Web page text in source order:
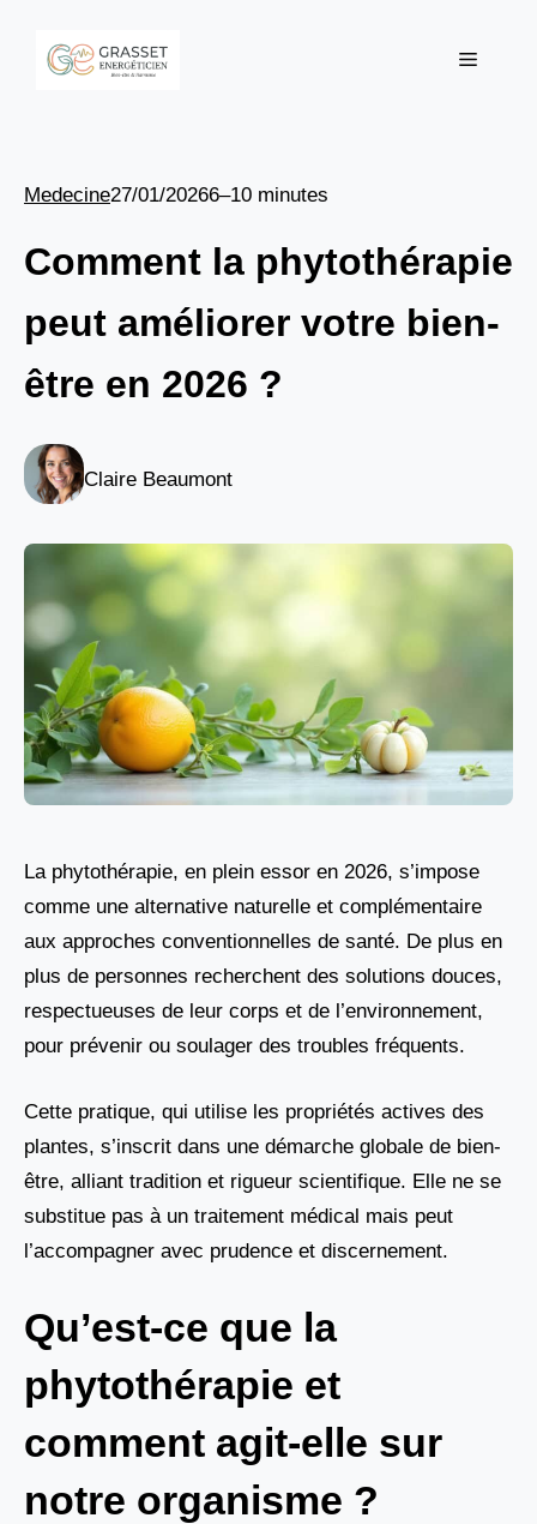
Menu
Medecine27/01/20266–10 minutes
Comment la phytothérapie
peut améliorer votre bien-
être en 2026 ?
Claire Beaumont
La phytothérapie, en plein essor en 2026, s’impose
comme une alternative naturelle et complémentaire
aux approches conventionnelles de santé. De plus en
plus de personnes recherchent des solutions douces,
respectueuses de leur corps et de l’environnement,
pour prévenir ou soulager des troubles fréquents.
Cette pratique, qui utilise les propriétés actives des
plantes, s’inscrit dans une démarche globale de bien-
être, alliant tradition et rigueur scientifique. Elle ne se
substitue pas à un traitement médical mais peut
l’accompagner avec prudence et discernement.
Qu’est-ce que la
phytothérapie et
comment agit-elle sur
notre organisme ?